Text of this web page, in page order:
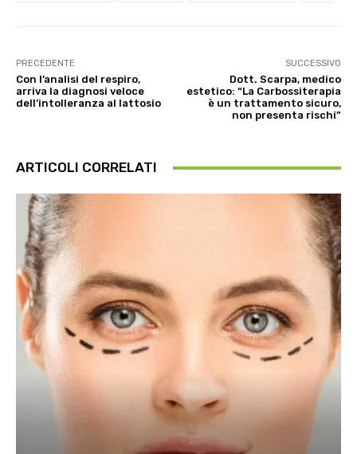
PRECEDENTE
Con l’analisi del respiro,
arriva la diagnosi veloce
dell’intolleranza al lattosio
SUCCESSIVO
Dott. Scarpa, medico
estetico: “La Carbossiterapia
è un trattamento sicuro,
non presenta rischi”
ARTICOLI CORRELATI